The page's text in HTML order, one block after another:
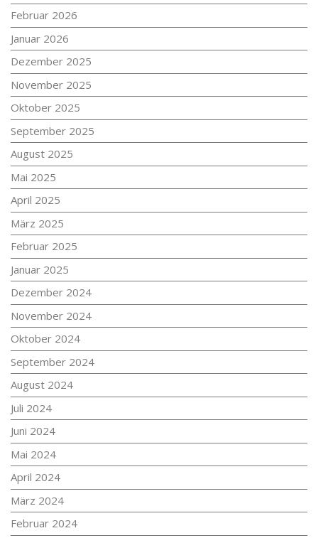
Februar 2026
Januar 2026
Dezember 2025
November 2025
Oktober 2025
September 2025
August 2025
Mai 2025
April 2025
März 2025
Februar 2025
Januar 2025
Dezember 2024
November 2024
Oktober 2024
September 2024
August 2024
Juli 2024
Juni 2024
Mai 2024
April 2024
März 2024
Februar 2024